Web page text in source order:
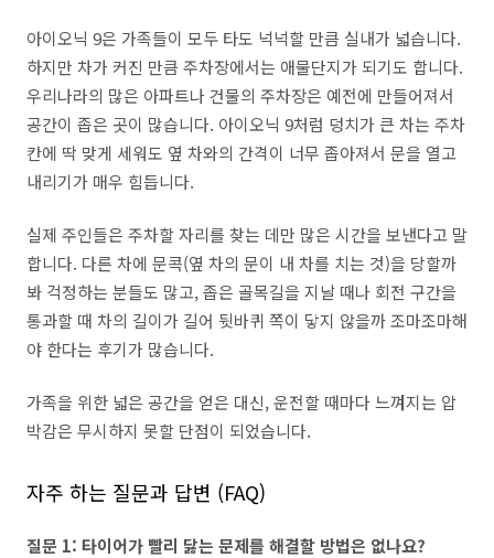
아이오닉 9은 가족들이 모두 타도 넉넉할 만큼 실내가 넓습니다.
하지만 차가 커진 만큼 주차장에서는 애물단지가 되기도 합니다.
우리나라의 많은 아파트나 건물의 주차장은 예전에 만들어져서
공간이 좁은 곳이 많습니다. 아이오닉 9처럼 덩치가 큰 차는 주차
칸에 딱 맞게 세워도 옆 차와의 간격이 너무 좁아져서 문을 열고
내리기가 매우 힘듭니다.
실제 주인들은 주차할 자리를 찾는 데만 많은 시간을 보낸다고 말
합니다. 다른 차에 문콕(옆 차의 문이 내 차를 치는 것)을 당할까
봐 걱정하는 분들도 많고, 좁은 골목길을 지날 때나 회전 구간을
통과할 때 차의 길이가 길어 뒷바퀴 쪽이 닿지 않을까 조마조마해
야 한다는 후기가 많습니다.
가족을 위한 넓은 공간을 얻은 대신, 운전할 때마다 느껴지는 압
박감은 무시하지 못할 단점이 되었습니다.
자주 하는 질문과 답변 (FAQ)
질문 1: 타이어가 빨리 닳는 문제를 해결할 방법은 없나요?